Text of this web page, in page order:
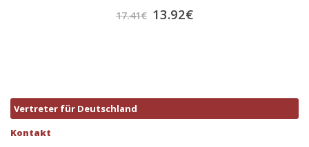
17.41€ 13.92€
Vertreter für Deutschland
Kontakt